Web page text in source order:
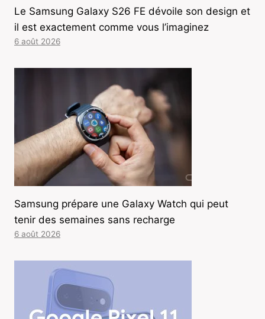
Le Samsung Galaxy S26 FE dévoile son design et
il est exactement comme vous l’imaginez
6 août 2026
Samsung prépare une Galaxy Watch qui peut
tenir des semaines sans recharge
6 août 2026